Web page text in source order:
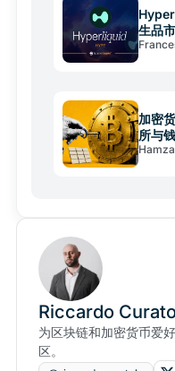
生品
加密
所与
Riccardo
为区块链和加密货币爱
区。